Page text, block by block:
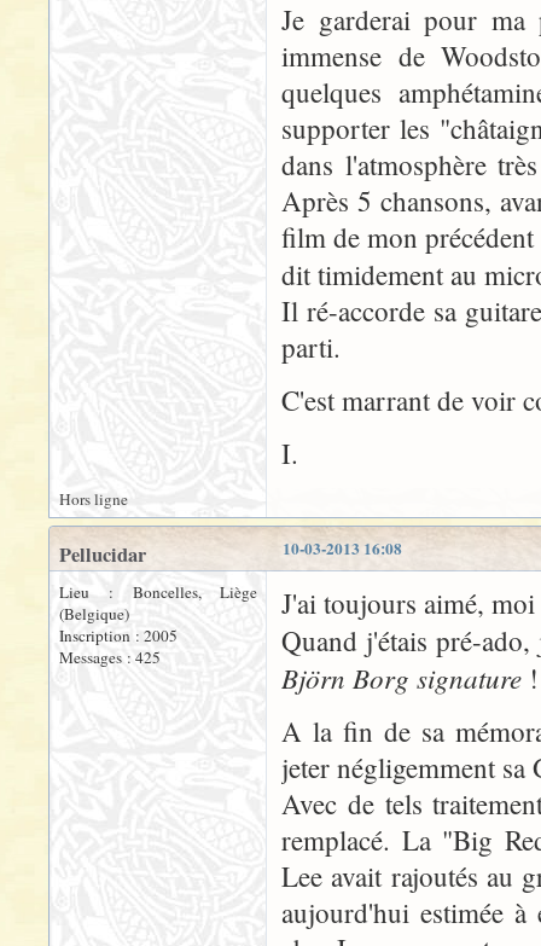
Je garderai pour
immense de
quelques
supporter les
dans l'atmosphère
Après 5 chansons,
film de mon
dit timidement au
Il ré-accorde sa
parti.
C'est marrant de voir
I.
Hors ligne
10-03-2013 16:08
Pellucidar
Lieu : Boncelles, Liège
(Belgique)
Inscription : 2005
Messages : 425
J'ai toujours aimé,
Quand j'étais pré-
Björn Borg signature
A la fin de sa
jeter négligemment
Avec de tels
remplacé. La "Big
Lee avait rajoutés au
aujourd'hui estimée